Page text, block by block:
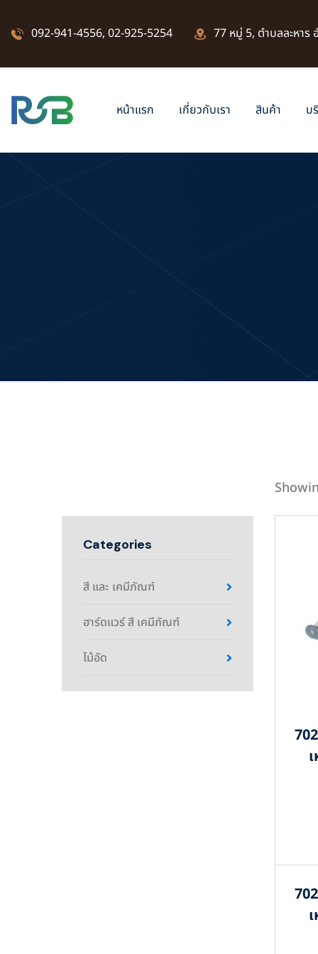
092-941-4556, 02-925-5254 77 หมู่ 5, ตำบลละหาร
หน้าแรก เกี่ยวกับเรา สินค้า บ
Categories
สี และ เคมีภัณฑ์
ฮาร์ดแวร์ สี เคมีภัณฑ์
ไม้อัด